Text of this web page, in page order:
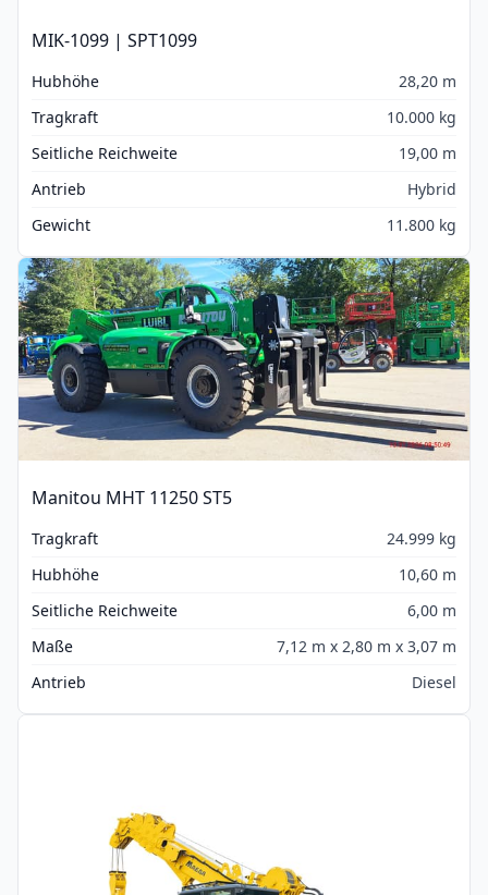
MIK-1099 | SPT1099
Hubhöhe
28,20 m
Tragkraft
10.000 kg
Seitliche Reichweite
19,00 m
Antrieb
Hybrid
Gewicht
11.800 kg
Manitou MHT 11250 ST5
Tragkraft
24.999 kg
Hubhöhe
10,60 m
Seitliche Reichweite
6,00 m
Maße
7,12 m x 2,80 m x 3,07 m
Antrieb
Diesel